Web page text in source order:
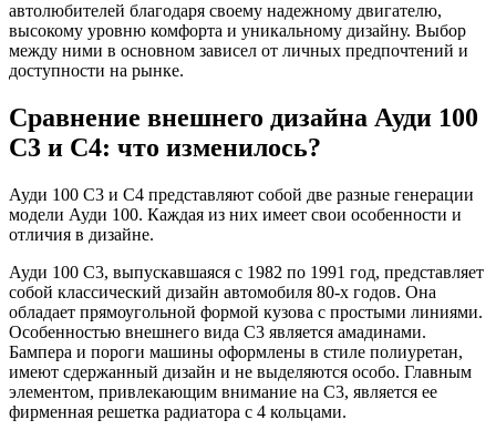
автолюбителей благодаря своему надежному двигателю,
высокому уровню комфорта и уникальному дизайну. Выбор
между ними в основном зависел от личных предпочтений и
доступности на рынке.
Сравнение внешнего дизайна Ауди 100
С3 и С4: что изменилось?
Ауди 100 С3 и С4 представляют собой две разные генерации
модели Ауди 100. Каждая из них имеет свои особенности и
отличия в дизайне.
Ауди 100 С3, выпускавшаяся с 1982 по 1991 год, представляет
собой классический дизайн автомобиля 80-х годов. Она
обладает прямоугольной формой кузова с простыми линиями.
Особенностью внешнего вида С3 является aмадинами.
Бампера и пороги машины оформлены в стиле полиуретан,
имеют сдержанный дизайн и не выделяются особо. Главным
элементом, привлекающим внимание на С3, является ее
фирменная решетка радиатора с 4 кольцами.